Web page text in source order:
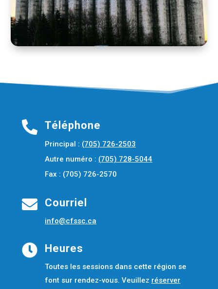
 Téléphone
Principal : (705) 726-2503
Autre numéro : (705) 728-5044
Fax : (705) 726-2570
 Courriel
info@cfssc.ca
 Heures
Toutes les sessions dans cette région se
font sur rendez-vous. Veuillez réserver